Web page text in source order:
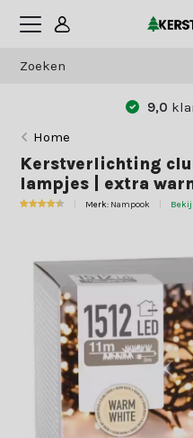
9,0
Home
Kerstverlichting
lampjes | extra
Merk: Nampook